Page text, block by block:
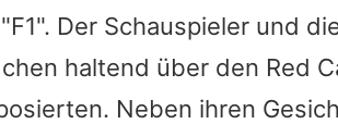
App runterladen
Team
Redaktionelle
Der Schauspieler und
haltend über den Red
Neben ihren